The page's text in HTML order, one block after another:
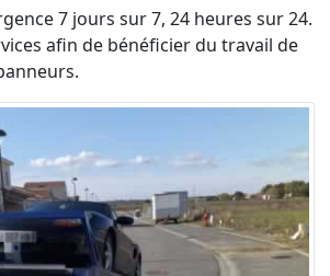
7 jours sur 7, 24 heures sur 24.
afin de bénéficier du travail de